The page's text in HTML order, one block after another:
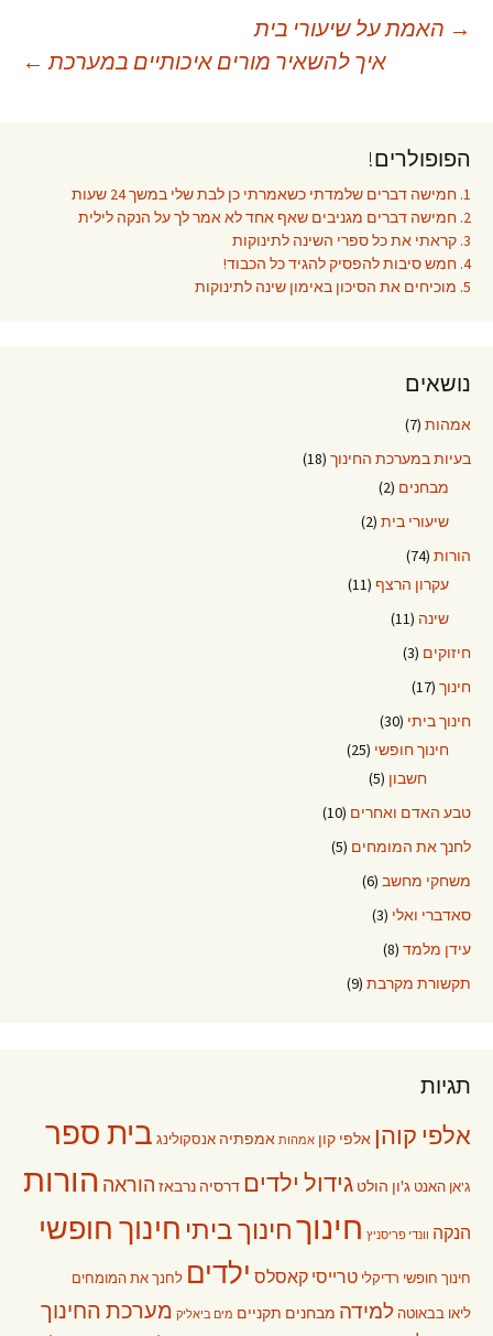
ניווט
→ האמת על שיעורי בית
איך להשאיר מורים איכותיים במערכת ←
הפופולרים!
1. חמישה דברים שלמדתי כשאמרתי כן לבת שלי במשך 24 שעות
2. חמישה דברים מגניבים שאף אחד לא אמר לך על הנקה לילית
3. קראתי את כל ספרי השינה לתינוקות
4. חמש סיבות להפסיק להגיד כל הכבוד!
5. מוכיחים את הסיכון באימון שינה לתינוקות
נושאים
אמהות (7)
בעיות במערכת החינוך (18)
מבחנים (2)
שיעורי בית (2)
הורות (74)
עקרון הרצף (11)
שינה (11)
חיזוקים (3)
חינוך (17)
חינוך ביתי (30)
חינוך חופשי (25)
חשבון (5)
טבע האדם ואחרים (10)
לחנך את המומחים (5)
משחקי מחשב (6)
סאדברי ואלי (3)
עידן מלמד (8)
תקשורת מקרבת (9)
תגיות
אלפי קוהן אלפי קון אמהות אמפתיה אנסקולינג בית ספר
ג'אן האנט ג'ון הולט גידול ילדים דרסיה נרבאז הוראה הורות
הנקה וונדי פריסניץ חינוךחינוך ביתי חינוך חופשי
חינוך חופשי רדיקלי טרייסי קאסלס ילדים לחנך את המומחים
ליאו בבאוטה למידה מבחנים תקניים מים ביאליק מערכת החינוך